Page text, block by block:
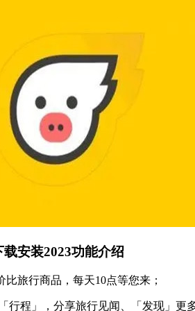
安装2023功能介绍
旅行商品，每天10点等您来；
程」，分享旅行见闻、「发现」更